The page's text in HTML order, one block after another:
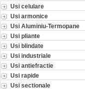
Usi celulare
Usi armonice
Usi Aluminiu-Termopane
Usi pliante
Usi blindate
Usi industriale
Usi antiefractie
Usi rapide
Usi sectionale